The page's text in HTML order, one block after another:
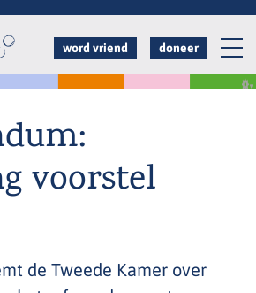
word vriend doneer
voorstel
de Tweede Kamer over